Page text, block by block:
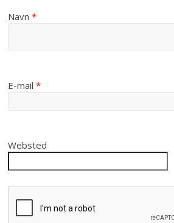
Navn*
E-mail*
Websted